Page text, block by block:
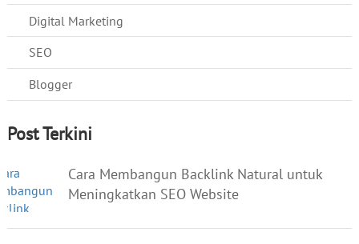
Digital Marketing
SEO
Blogger
Post Terkini
Cara Membangun Backlink Natural untuk
Meningkatkan SEO Website